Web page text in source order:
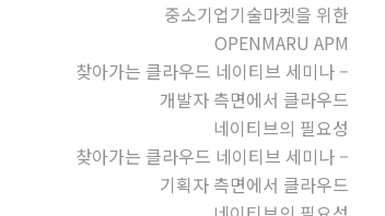
중소기업기술마켓을 위한
OPENMARU APM
찾아가는 클라우드 네이티브 세미나 –
개발자 측면에서 클라우드
네이티브의 필요성
찾아가는 클라우드 네이티브 세미나 –
기획자 측면에서 클라우드